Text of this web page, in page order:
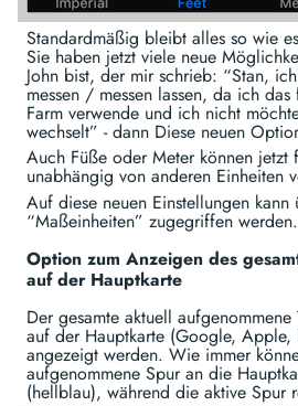
Standardmäßig bleibt alles so wie
Sie haben jetzt viele neue
John bist, der mir schrieb: “Stan,
messen / messen lassen, da ich
Farm verwende und ich nicht
wechselt” - dann Diese neuen
Auch Füße oder Meter können
unabhängig von anderen Einheiten
Auf diese neuen Einstellungen
“Maßeinheiten” zugegriffen werden.
Option zum Anzeigen des
auf der Hauptkarte
Der gesamte aktuell
auf der Hauptkarte (Google,
angezeigt werden. Wie immer
aufgenommene Spur an die
(hellblau), während die aktive Spur